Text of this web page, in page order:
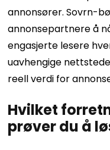
annonsører. Sovrn-
annonsepartnere å
engasjerte lesere
uavhengige
reell verdi for
Hvilket
prøver du å